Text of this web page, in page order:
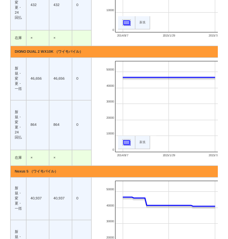
2014/8/7 2015/1/29 2015/7/23
0
10000
新規
変
更・
24
回払
432 432 0
在庫 × ×
DIGNO DUAL 2 WX10K （ワイモバイル）
新
規・
変
更・
一括
46,656 46,656 0
2014/8/7 2015/1/29 2015/7/23
0
10000
20000
30000
40000
50000
新規
新
規・
変
更・
24
回払
864 864 0
在庫 × ×
Nexus 5 （ワイモバイル）
新
規・
変
更・
一括
40,937 40,937 0
20000
30000
40000
50000
新
規・